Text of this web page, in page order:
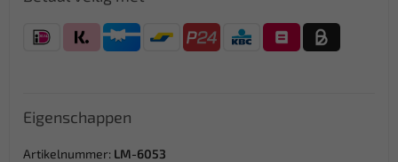
Eigenschappen
Artikelnummer: LM-6053